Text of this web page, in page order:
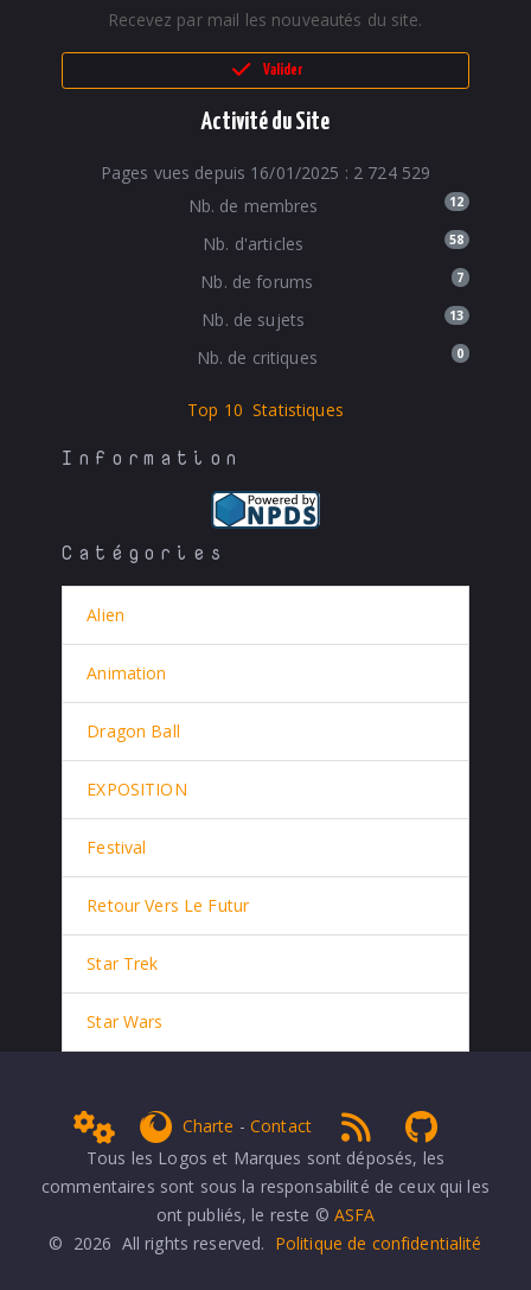
Recevez par mail les nouveautés du site.
Valider
Activité du Site
Pages vues depuis 16/01/2025 : 2 724 529
Nb. de membres
12
Nb. d'articles 58
Nb. de forums 7
Nb. de sujets 13
Nb. de critiques 0
Top 10 Statistiques
Information
Catégories
Alien
Animation
Dragon Ball
EXPOSITION
Festival
Retour Vers Le Futur
Star Trek
Star Wars
Adminget Firefox
Charte -Contact RSS 1.0
Tous les Logos et Marques sont déposés, les
commentaires sont sous la responsabilité de ceux qui les
ont publiés, le reste © ASFA
© 2026 All rights reserved. Politique de confidentialité